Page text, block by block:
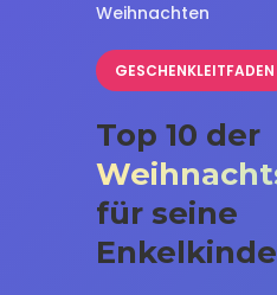
Weihnachten
GESCHENKLEITFADEN
Top 10 der
für seine